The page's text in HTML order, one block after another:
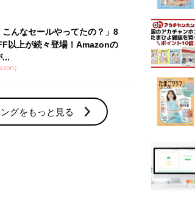
こんなセールやってたの？」8
以上が続々登場！Amazonの
...
）
グをもっと見る